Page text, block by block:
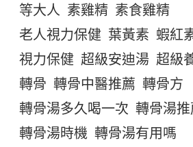
等大人 素雞精 素食雞精
老人視力保健 葉黃素 蝦紅
視力保健 超級安迪湯 超級
轉骨 轉骨中醫推薦 轉骨方
轉骨湯多久喝一次 轉骨湯
轉骨湯時機 轉骨湯有用嗎